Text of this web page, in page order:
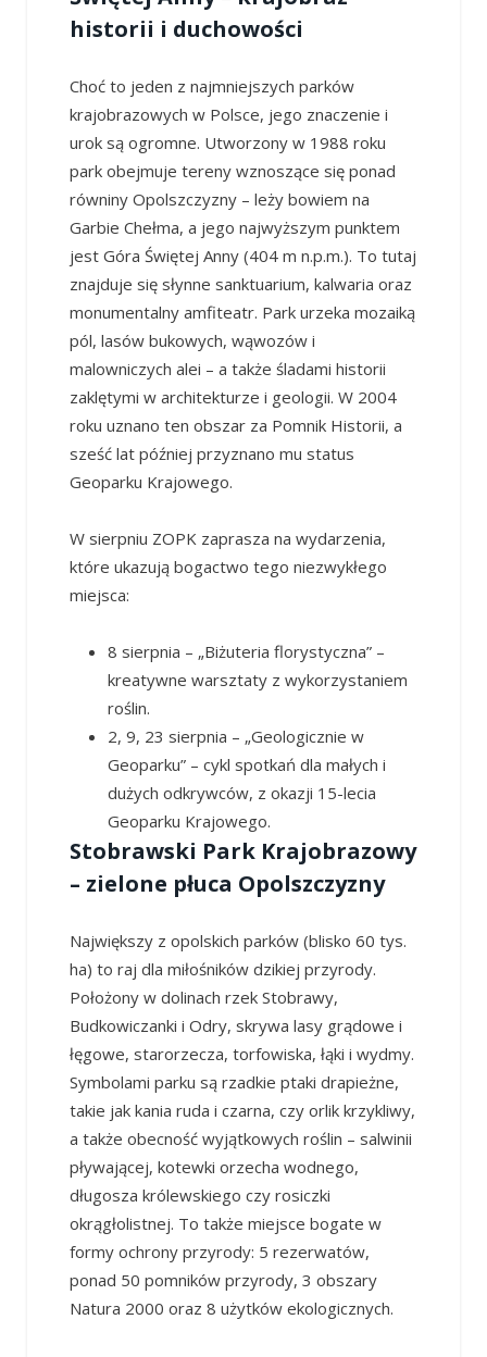
historii i duchowości
Choć to jeden z najmniejszych parków
krajobrazowych w Polsce, jego znaczenie i
urok są ogromne. Utworzony w 1988 roku
park obejmuje tereny wznoszące się ponad
równiny Opolszczyzny – leży bowiem na
Garbie Chełma, a jego najwyższym punktem
jest Góra Świętej Anny (404 m n.p.m.). To tutaj
znajduje się słynne sanktuarium, kalwaria oraz
monumentalny amfiteatr. Park urzeka mozaiką
pól, lasów bukowych, wąwozów i
malowniczych alei – a także śladami historii
zaklętymi w architekturze i geologii. W 2004
roku uznano ten obszar za Pomnik Historii, a
sześć lat później przyznano mu status
Geoparku Krajowego.
W sierpniu ZOPK zaprasza na wydarzenia,
które ukazują bogactwo tego niezwykłego
miejsca:
8 sierpnia – „Biżuteria florystyczna” –
kreatywne warsztaty z wykorzystaniem
roślin.
2, 9, 23 sierpnia – „Geologicznie w
Geoparku” – cykl spotkań dla małych i
dużych odkrywców, z okazji 15-lecia
Geoparku Krajowego.
Stobrawski Park Krajobrazowy
– zielone płuca Opolszczyzny
Największy z opolskich parków (blisko 60 tys.
ha) to raj dla miłośników dzikiej przyrody.
Położony w dolinach rzek Stobrawy,
Budkowiczanki i Odry, skrywa lasy grądowe i
łęgowe, starorzecza, torfowiska, łąki i wydmy.
Symbolami parku są rzadkie ptaki drapieżne,
takie jak kania ruda i czarna, czy orlik krzykliwy,
a także obecność wyjątkowych roślin – salwinii
pływającej, kotewki orzecha wodnego,
długosza królewskiego czy rosiczki
okrągłolistnej. To także miejsce bogate w
formy ochrony przyrody: 5 rezerwatów,
ponad 50 pomników przyrody, 3 obszary
Natura 2000 oraz 8 użytków ekologicznych.